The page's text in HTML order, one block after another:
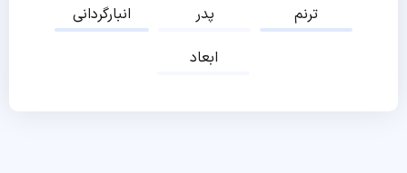
انبارگردانی
پدر
ترنم
ابعاد